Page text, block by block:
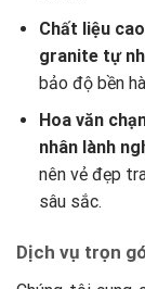
Chất liệu
granite tự
bảo độ bền
Hoa văn
nhân lành
nên vẻ đẹp
sâu sắc.
Dịch vụ trọn